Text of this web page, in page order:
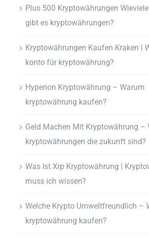
Plus 500 Kryptowährungen
gibt es kryptowährungen?
Kryptowährungen Kaufen Kraken |
konto für kryptowährung?
Hyperion Kryptowährung – Warum
kryptowährung kaufen?
Geld Machen Mit Kryptowährung –
kryptowährungen die zukunft sind?
Was Ist Xrp Kryptowährung |
muss ich wissen?
Welche Krypto Umweltfreundlich –
kryptowährung kaufen?